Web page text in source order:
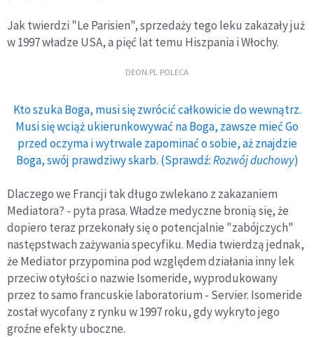
Jak twierdzi "Le Parisien", sprzedaży tego leku zakazały już
w 1997 władze USA, a pięć lat temu Hiszpania i Włochy.
DEON.PL POLECA
Kto szuka Boga, musi się zwrócić całkowicie do wewnątrz.
Musi się wciąż ukierunkowywać na Boga, zawsze mieć Go
przed oczyma i wytrwale zapominać o sobie, aż znajdzie
Boga, swój prawdziwy skarb. (Sprawdź:Rozwój duchowy)
Dlaczego we Francji tak długo zwlekano z zakazaniem
Mediatora? - pyta prasa. Władze medyczne bronią się, że
dopiero teraz przekonały się o potencjalnie "zabójczych"
następstwach zażywania specyfiku. Media twierdzą jednak,
że Mediator przypomina pod względem działania inny lek
przeciw otyłości o nazwie Isomeride, wyprodukowany
przez to samo francuskie laboratorium - Servier. Isomeride
został wycofany z rynku w 1997 roku, gdy wykryto jego
groźne efekty uboczne.